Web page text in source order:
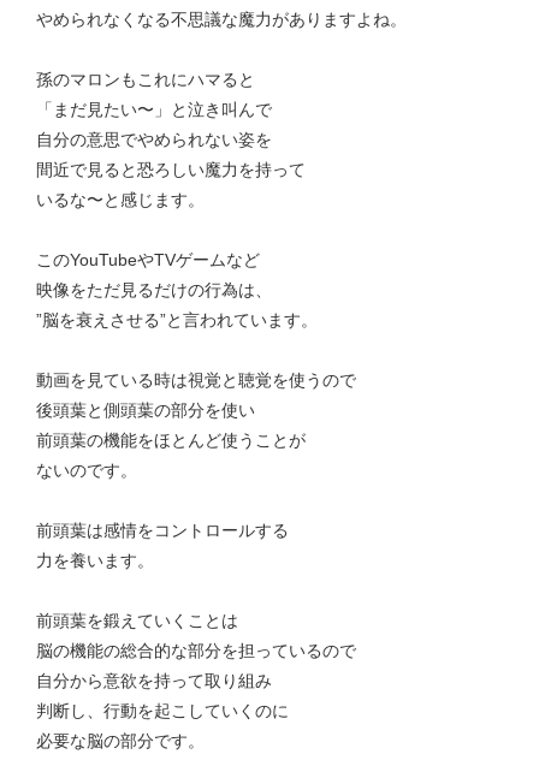
やめられなくなる不思議な魔力がありますよね。
孫のマロンもこれにハマると
「まだ見たい〜」と泣き叫んで
自分の意思でやめられない姿を
間近で見ると恐ろしい魔力を持って
いるな〜と感じます。
このYouTubeやTVゲームなど
映像をただ見るだけの行為は、
”脳を衰えさせる”と言われています。
動画を見ている時は視覚と聴覚を使うので
後頭葉と側頭葉の部分を使い
前頭葉の機能をほとんど使うことが
ないのです。
前頭葉は感情をコントロールする
力を養います。
前頭葉を鍛えていくことは
脳の機能の総合的な部分を担っているので
自分から意欲を持って取り組み
判断し、行動を起こしていくのに
必要な脳の部分です。